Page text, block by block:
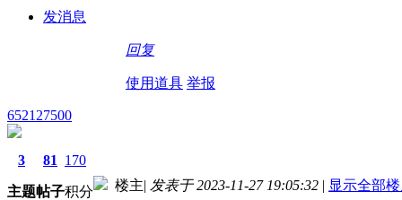
发消息
回复
使用道具 举报
652127500
3
主题
81
帖子
170
积分 楼主| 发表于 2023-11-27 19:05:32 | 显示全部